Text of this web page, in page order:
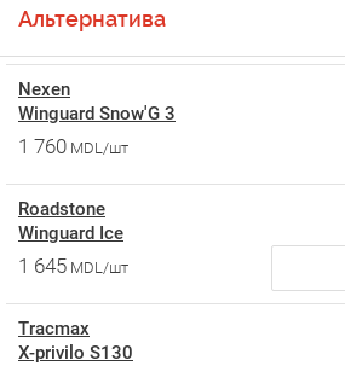
Альтернатива
Nexen
Winguard Snow'G 3
1 760 MDL/шт
Roadstone
Winguard Ice
1 645 MDL/шт
Tracmax
X-privilo S130